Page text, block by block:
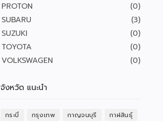
PROTON
(0)
SUBARU
(3)
SUZUKI
(0)
TOYOTA
(0)
VOLKSWAGEN
(0)
จังหวัด แนะนำ
กระบี่ กรุงเทพ กาญจนบุรี
กาฬสินธุ์